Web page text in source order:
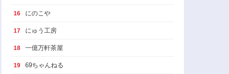
16 にのこや
17 にゅう工房
18 一億万軒茶屋
19 69ちゃんねる